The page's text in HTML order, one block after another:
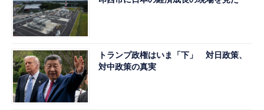
トランプ政権はいま「下」 対日政策、
対中政策の真実